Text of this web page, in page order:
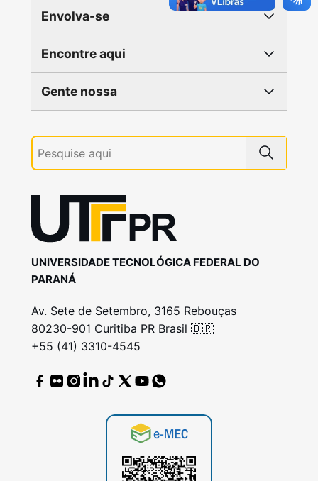
Envolva-se
Encontre aqui
Gente nossa
UNIVERSIDADE TECNOLÓGICA FEDERAL DO
PARANÁ
Av. Sete de Setembro, 3165 Rebouças
80230-901 Curitiba PR Brasil 🇧🇷
+55 (41) 3310-4545